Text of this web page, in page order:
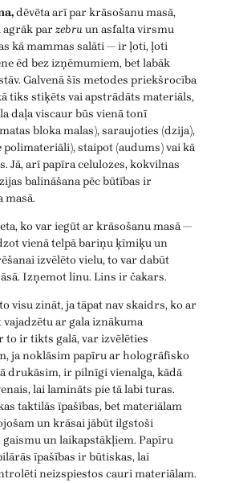
dēvēta arī par krāsošanu masā,
parzebruun asfalta virsmu
kā mammas salāti — ir ļoti, ļoti
ēd bez izņēmumiem, bet labāk
Galvenā šīs metodes priekšrocība
tiks stiķēts vai apstrādāts materiāls,
daļa viscaur būs vienā tonī
bloka malas), saraujoties (dzija),
staipot (audums) vai kā
Jā, arī papīra celulozes, kokvilnas
balināšana pēc būtības ir
masā.
ko var iegūt ar krāsošanu masā —
vienā telpā bariņu ķīmiķu un
izvēlēto vielu, to var dabūt
Izņemot linu. Lins ir čakars.
visu zināt, ja tāpat nav skaidrs, ko ar
ar gala iznākuma
to ir tikts galā, var izvēlēties
ja noklāsim papīru ar hologrāfisko
drukāsim, ir pilnīgi vienalga, kādā
lai lamināts pie tā labi turas.
taktilās īpašības, bet materiālam
un krāsai jābūt ilgstoši
un laikapstākļiem. Papīru
īpašības ir būtiskas, lai
neizspiestos cauri materiālam.